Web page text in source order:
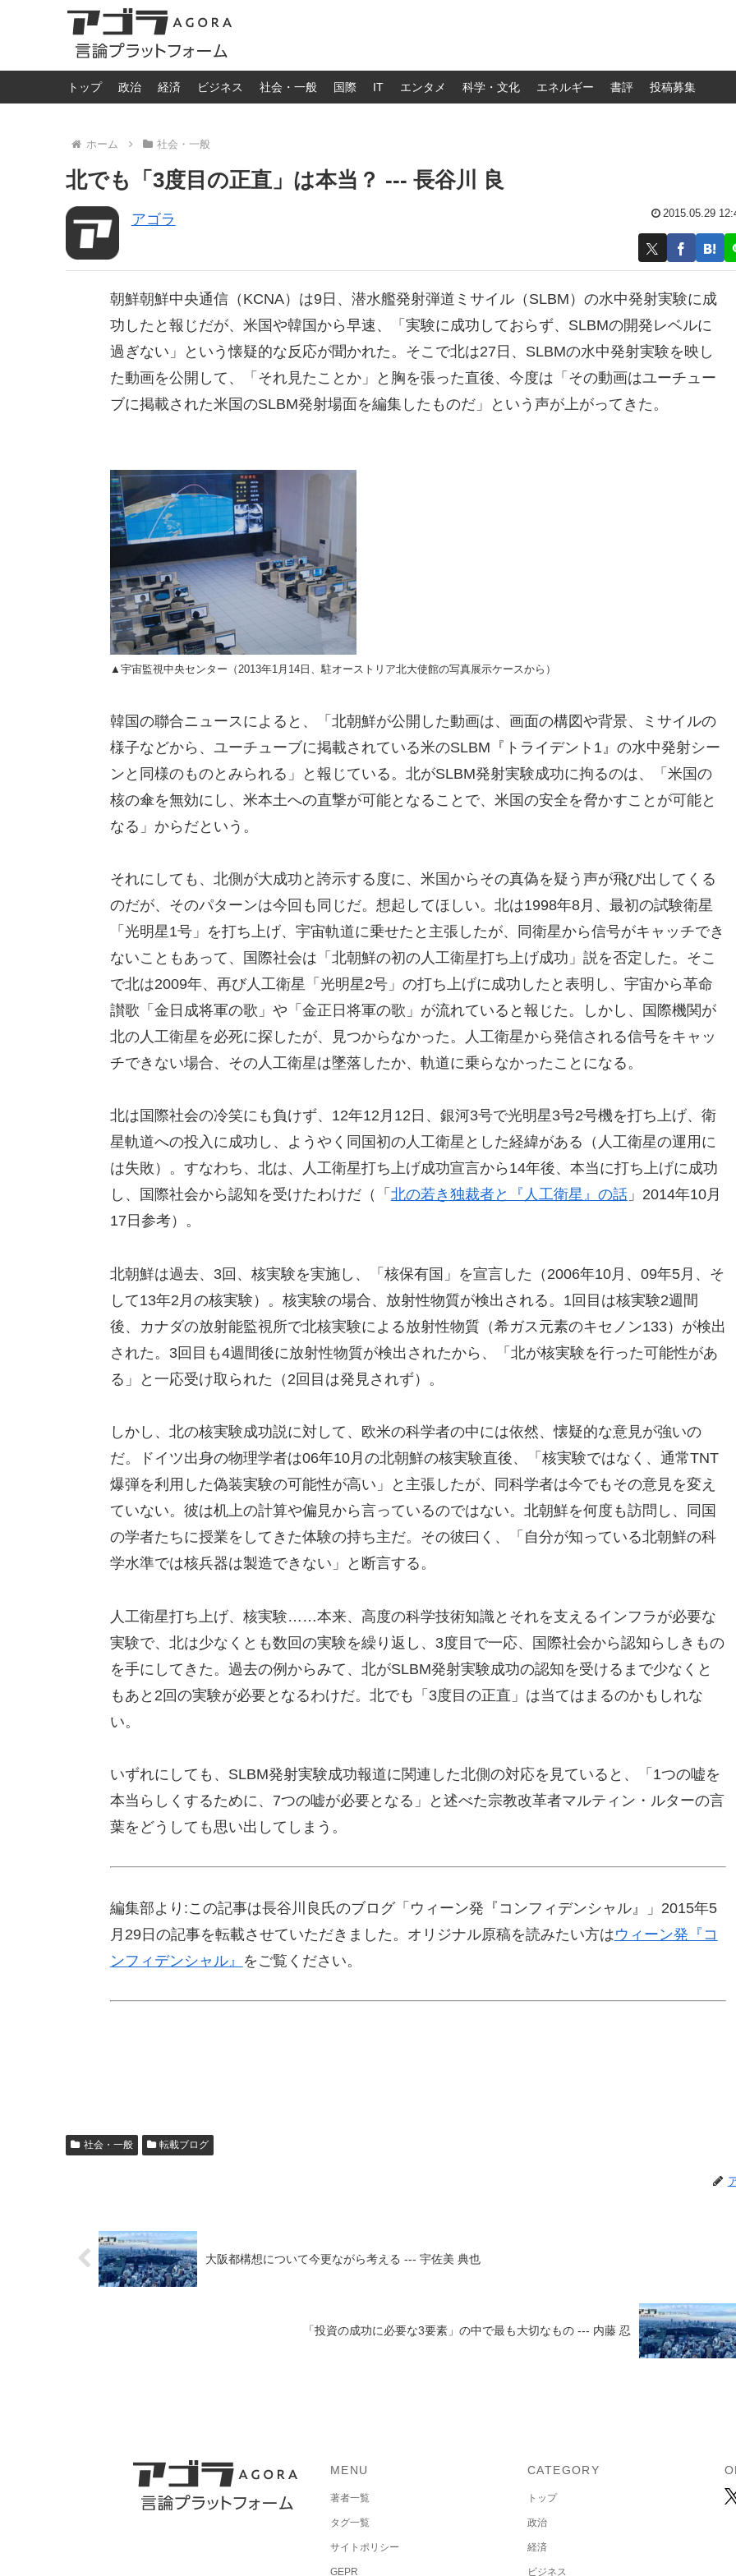
トップ 政治 経済 ビジネス 社会・一般 国際 IT エンタメ 科学・文化 エネルギー 書評 投稿募集
ホーム 社会・一般
北でも「3度目の正直」は本当？ --- 長谷川 良
アゴラ 2015.05.29
朝鮮朝鮮中央通信（KCNA）は9日、潜水艦発射弾道ミサイル（SLBM）の水中発射実験に成
功したと報じだが、米国や韓国から早速、「実験に成功しておらず、SLBMの開発レベルに
過ぎない」という懐疑的な反応が聞かれた。そこで北は27日、SLBMの水中発射実験を映し
た動画を公開して、「それ見たことか」と胸を張った直後、今度は「その動画はユーチュー
ブに掲載された米国のSLBM発射場面を編集したものだ」という声が上がってきた。
▲宇宙監視中央センター（2013年1月14日、駐オーストリア北大使館の写真展示ケースから）
韓国の聯合ニュースによると、「北朝鮮が公開した動画は、画面の構図や背景、ミサイルの
様子などから、ユーチューブに掲載されている米のSLBM『トライデント1』の水中発射シー
ンと同様のものとみられる」と報じている。北がSLBM発射実験成功に拘るのは、「米国の
核の傘を無効にし、米本土への直撃が可能となることで、米国の安全を脅かすことが可能と
なる」からだという。
それにしても、北側が大成功と誇示する度に、米国からその真偽を疑う声が飛び出してくる
のだが、そのパターンは今回も同じだ。想起してほしい。北は1998年8月、最初の試験衛星
「光明星1号」を打ち上げ、宇宙軌道に乗せたと主張したが、同衛星から信号がキャッチでき
ないこともあって、国際社会は「北朝鮮の初の人工衛星打ち上げ成功」説を否定した。そこ
で北は2009年、再び人工衛星「光明星2号」の打ち上げに成功したと表明し、宇宙から革命
讃歌「金日成将軍の歌」や「金正日将軍の歌」が流れていると報じた。しかし、国際機関が
北の人工衛星を必死に探したが、見つからなかった。人工衛星から発信される信号をキャッ
チできない場合、その人工衛星は墜落したか、軌道に乗らなかったことになる。
北は国際社会の冷笑にも負けず、12年12月12日、銀河3号で光明星3号2号機を打ち上げ、衛
星軌道への投入に成功し、ようやく同国初の人工衛星とした経緯がある（人工衛星の運用に
は失敗）。すなわち、北は、人工衛星打ち上げ成功宣言から14年後、本当に打ち上げに成功
し、国際社会から認知を受けたわけだ（「 北の若き独裁者と『人工衛星』の話」2014年10月
17日参考）。
北朝鮮は過去、3回、核実験を実施し、「核保有国」を宣言した（2006年10月、09年5月、そ
して13年2月の核実験）。核実験の場合、放射性物質が検出される。1回目は核実験2週間
後、カナダの放射能監視所で北核実験による放射性物質（希ガス元素のキセノン133）が検出
された。3回目も4週間後に放射性物質が検出されたから、「北が核実験を行った可能性があ
る」と一応受け取られた（2回目は発見されず）。
しかし、北の核実験成功説に対して、欧米の科学者の中には依然、懐疑的な意見が強いの
だ。ドイツ出身の物理学者は06年10月の北朝鮮の核実験直後、「核実験ではなく、通常TNT
爆弾を利用した偽装実験の可能性が高い」と主張したが、同科学者は今でもその意見を変え
ていない。彼は机上の計算や偏見から言っているのではない。北朝鮮を何度も訪問し、同国
の学者たちに授業をしてきた体験の持ち主だ。その彼曰く、「自分が知っている北朝鮮の科
学水準では核兵器は製造できない」と断言する。
人工衛星打ち上げ、核実験……本来、高度の科学技術知識とそれを支えるインフラが必要な
実験で、北は少なくとも数回の実験を繰り返し、3度目で一応、国際社会から認知らしきもの
を手にしてきた。過去の例からみて、北がSLBM発射実験成功の認知を受けるまで少なくと
もあと2回の実験が必要となるわけだ。北でも「3度目の正直」は当てはまるのかもしれな
い。
いずれにしても、SLBM発射実験成功報道に関連した北側の対応を見ていると、「1つの嘘を
本当らしくするために、7つの嘘が必要となる」と述べた宗教改革者マルティン・ルターの言
葉をどうしても思い出してしまう。
編集部より:この記事は長谷川良氏のブログ「ウィーン発『コンフィデンシャル』」2015年5
月29日の記事を転載させていただきました。オリジナル原稿を読みたい方はウィーン発『コ
ンフィデンシャル』
をご覧ください。
社会・一般 転載ブログ
大阪都構想について今更ながら考える --- 宇佐美 典也
「投資の成功に必要な3要素」の中で最も大切なもの --- 内藤 忍
MENU
著者一覧
タグ一覧
サイトポリシー
GEPR
CATEGORY
トップ
政治
経済
ビジネス